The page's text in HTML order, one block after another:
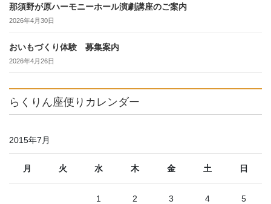
那須野が原ハーモニーホール演劇講座のご案内
2026年4月30日
おいもづくり体験 募集案内
2026年4月26日
らくりん座便りカレンダー
2015年7月
月 火 水 木 金 土 日
1 2 3 4 5